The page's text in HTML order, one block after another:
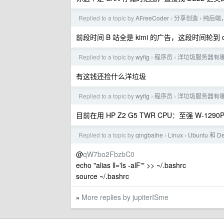
Replied to a topic byAFreeCoder › 分享创造 › 纯后端
前段时间 B 站全是 kimi 的广告，这段时间轮到
Replied to a topic bywyfig › 程序员 › 洋垃圾服务器有
有这钱还捡什么洋垃圾
Replied to a topic bywyfig › 程序员 › 洋垃圾服务器有
目前在用 HP Z2 G5 TWR CPU：至强 W-
Replied to a topic byqingbaihe › Linux › Ubuntu 和
@qW7bo2FbzbC0
echo "alias ll='ls -alF'" >> ~/.bashrc
source ~/.bashrc
» More replies by jupiterISme